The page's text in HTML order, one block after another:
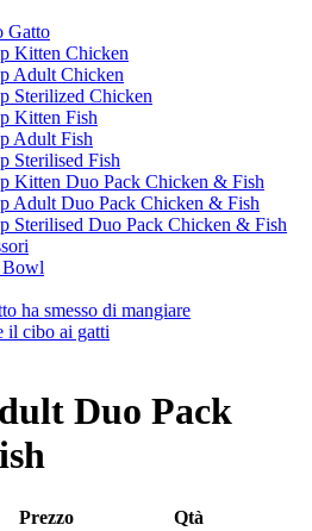
Gatto
Kitten Chicken
Adult Chicken
Sterilized Chicken
Kitten Fish
Adult Fish
Sterilised Fish
Kitten Duo Pack Chicken & Fish
Adult Duo Pack Chicken & Fish
Sterilised Duo Pack Chicken & Fish
Bowl
ha smesso di mangiare
il cibo ai gatti
Duo Pack
Prezzo
Qtà